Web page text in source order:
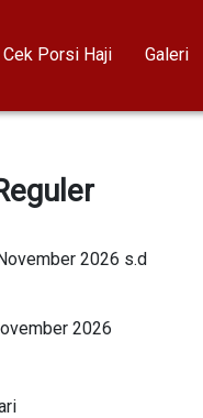
Cek Porsi Haji Galeri
2026 s.d
2026